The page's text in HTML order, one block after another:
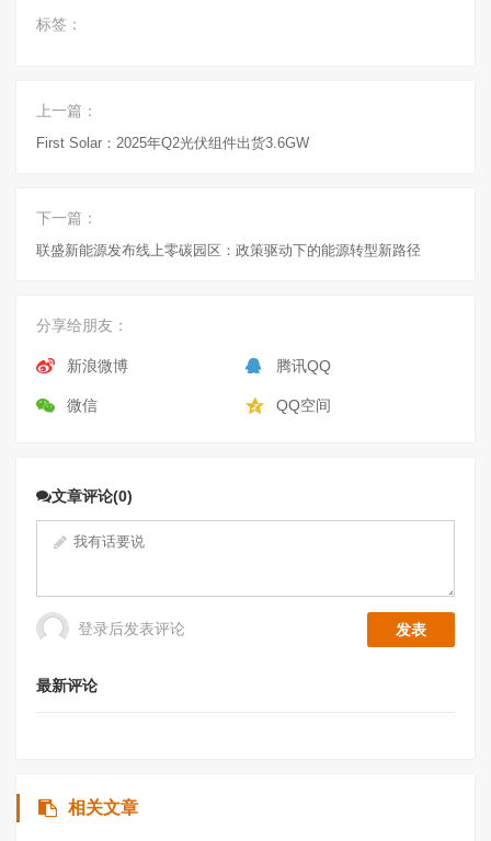
标签：
上一篇：
First Solar：2025年Q2光伏组件出货3.6GW
下一篇：
联盛新能源发布线上零碳园区：政策驱动下的能源转型新路径
分享给朋友：
新浪微博 腾讯QQ
微信 QQ空间
文章评论(0)
登录后发表评论
最新评论
相关文章